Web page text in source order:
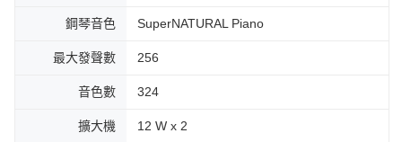
鋼琴音色 SuperNATURAL Piano
最大發聲數 256
音色數 324
擴大機 12 W x 2